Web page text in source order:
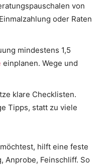
von
oder Raten
mindestens 1,5
einplanen. Wege und
klare Checklisten.
Tipps, statt zu viele
hilft eine feste
Anprobe, Feinschliff. So